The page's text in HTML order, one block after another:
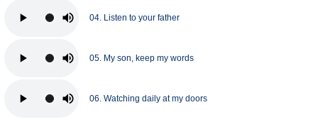
04. Listen to your father
05. My son, keep my words
06. Watching daily at my doors